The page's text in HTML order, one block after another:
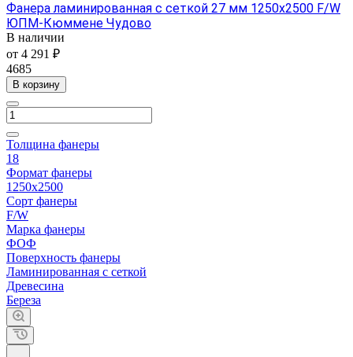
Фанера ламинированная с сеткой 27 мм 1250х2500 F/W
ЮПМ-Кюммене Чудово
В наличии
от 4 291 ₽
4685
В корзину
Толщина фанеры
18
Формат фанеры
1250х2500
Сорт фанеры
F/W
Марка фанеры
ФОФ
Поверхность фанеры
Ламинированная с сеткой
Древесина
Береза